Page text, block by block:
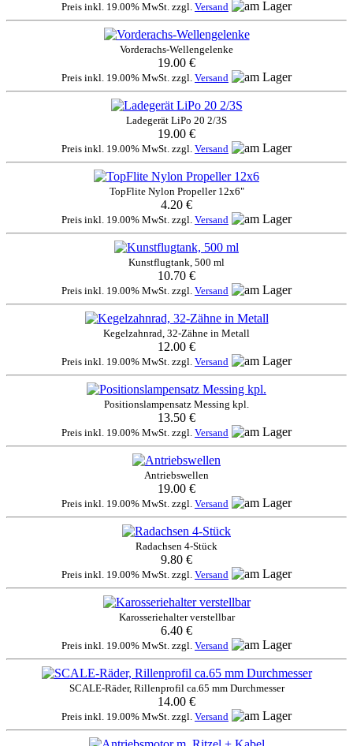
Preis inkl. 19.00% MwSt. zzgl. Versand
Vorderachs-Wellengelenke
19.00 €
Preis inkl. 19.00% MwSt. zzgl. Versand
Ladegerät LiPo 20 2/3S
19.00 €
Preis inkl. 19.00% MwSt. zzgl. Versand
TopFlite Nylon Propeller 12x6"
4.20 €
Preis inkl. 19.00% MwSt. zzgl. Versand
Kunstflugtank, 500 ml
10.70 €
Preis inkl. 19.00% MwSt. zzgl. Versand
Kegelzahnrad, 32-Zähne in Metall
12.00 €
Preis inkl. 19.00% MwSt. zzgl. Versand
Positionslampensatz Messing kpl.
13.50 €
Preis inkl. 19.00% MwSt. zzgl. Versand
Antriebswellen
19.00 €
Preis inkl. 19.00% MwSt. zzgl. Versand
Radachsen 4-Stück
9.80 €
Preis inkl. 19.00% MwSt. zzgl. Versand
Karosseriehalter verstellbar
6.40 €
Preis inkl. 19.00% MwSt. zzgl. Versand
SCALE-Räder, Rillenprofil ca.65 mm Durchmesser
14.00 €
Preis inkl. 19.00% MwSt. zzgl. Versand